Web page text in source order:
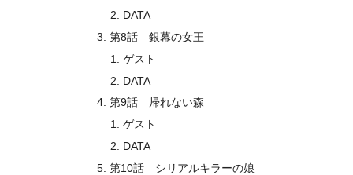
DATA
第8話 銀幕の女王
ゲスト
DATA
第9話 帰れない森
ゲスト
DATA
第10話 シリアルキラーの娘